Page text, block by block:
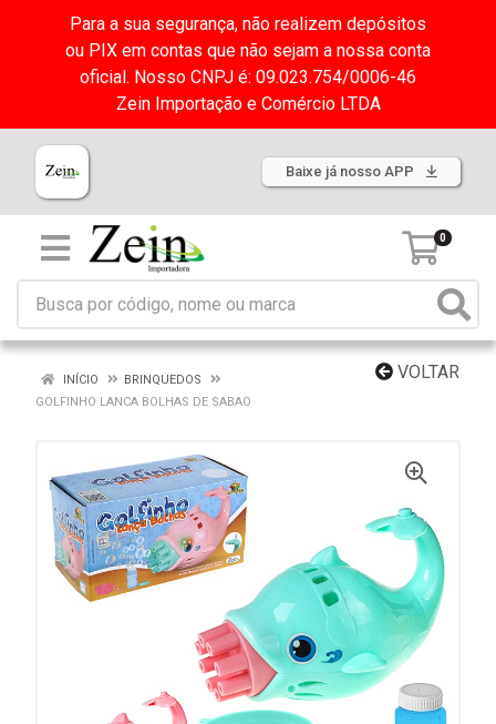
Para a sua segurança, não realizem depósitos
ou PIX em contas que não sejam a nossa conta
oficial. Nosso CNPJ é: 09.023.754/0006-46
Zein Importação e Comércio LTDA
Baixe já nosso APP
0
VOLTAR
INÍCIO
BRINQUEDOS
GOLFINHO LANCA BOLHAS DE SABAO